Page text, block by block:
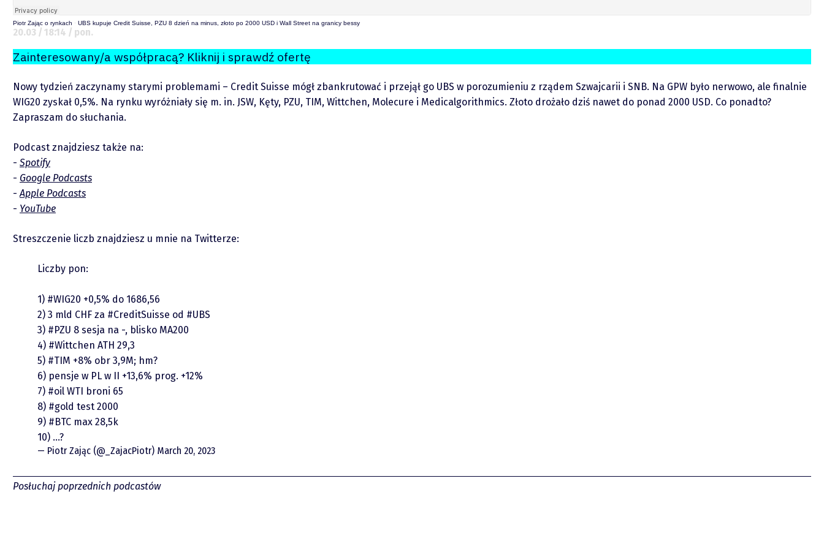
Zastrzeżenie
Współpraca
Wsparcie
Raporty
Podcasty
Video
piotrek.zajac@pm.me
YouTube
Piotr Zając o rynkach · UBS kupuje Credit Suisse, PZU 8 dzień na minus, złoto po 2000 USD i Wall Street na granicy bessy
20.03 / 18:14 / pon.
Zainteresowany/a współpracą? Kliknij i sprawdź ofertę
Nowy tydzień zaczynamy starymi problemami – Credit Suisse mógł zbankrutować i przejął go UBS w porozumieniu z rządem Szwajcarii i SNB. Na GPW było nerwowo, ale finalnie
WIG20 zyskał 0,5%. Na rynku wyróżniały się m. in. JSW, Kęty, PZU, TIM, Wittchen, Molecure i Medicalgorithmics. Złoto drożało dziś nawet do ponad 2000 USD. Co ponadto?
Zapraszam do słuchania.
Podcast znajdziesz także na:
Spotify
Google Podcasts
Apple Podcasts
YouTube
Streszczenie liczb znajdziesz u mnie na Twitterze:
Liczby pon:
1) #WIG20 +0,5% do 1686,56
2) 3 mld CHF za #CreditSuisse od #UBS
3) #PZU 8 sesja na -, blisko MA200
4) #Wittchen ATH 29,3
5) #TIM +8% obr 3,9M; hm?
6) pensje w PL w II +13,6% prog. +12%
7) #oil WTI broni 65
8) #gold test 2000
9) #BTC max 28,5k
10) …?
— Piotr Zając (@_ZajacPiotr) March 20, 2023
Posłuchaj poprzednich podcastów